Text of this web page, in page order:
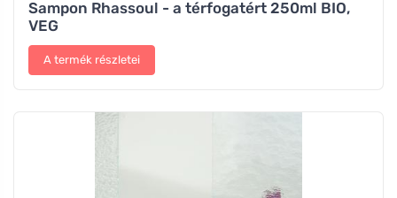
Sampon Rhassoul - a térfogatért 250ml BIO,
VEG
A termék részletei